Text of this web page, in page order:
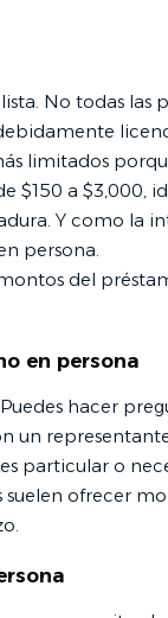
No todas las
limitados
$150 a $3,000,
Y como la
persona.
del
en persona
hacer
un
particular o
suelen ofrecer